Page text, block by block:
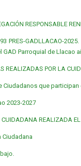
RESPONSABLE
PRES-GADLLACAO-
GAD Parroquial de Llacao
REALIZADAS POR LA
Ciudadanos que participan
2023-2027
CUIDADANA REALIZADA
Ciudadana